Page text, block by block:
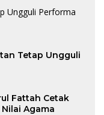
Tetap Ungguli
Fattah Cetak
Agama